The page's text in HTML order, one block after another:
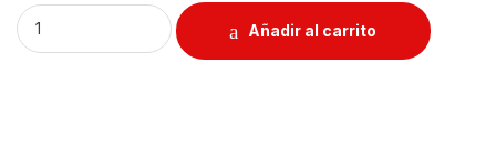
Grúa del motorCapacidad: 2 toneladas quantity
Añadir al carrito